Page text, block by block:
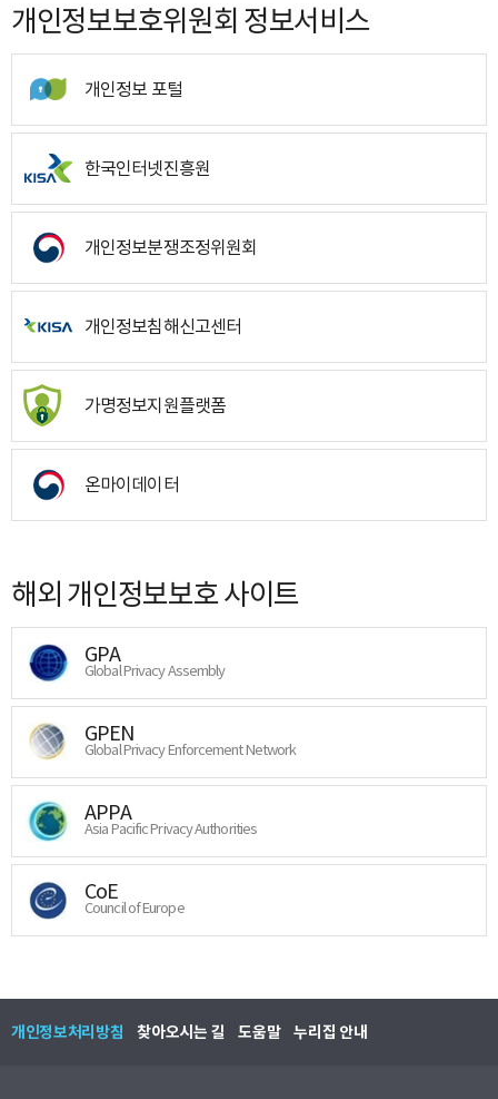
개인정보보호위원회 정보서비스
개인정보 포털
한국인터넷진흥원
개인정보분쟁조정위원회
개인정보침해신고센터
가명정보지원플랫폼
온마이데이터
해외 개인정보보호 사이트
GPA
Global Privacy Assembly
GPEN
Global Privacy Enforcement Network
APPA
Asia Pacific Privacy Authorities
CoE
Council of Europe
개인정보처리방침 찾아오시는 길 도움말 누리집 안내